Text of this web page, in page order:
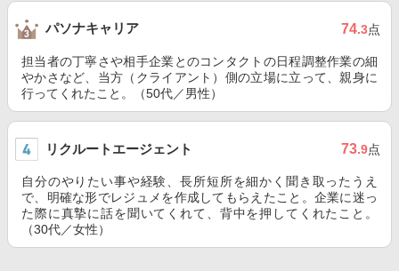
パソナキャリア 74.3点
担当者の丁寧さや相手企業とのコンタクトの日程調整作業の細
やかさなど、当方（クライアント）側の立場に立って、親身に
行ってくれたこと。（50代／男性）
リクルートエージェント 73.9点
自分のやりたい事や経験、長所短所を細かく聞き取ったうえ
で、明確な形でレジュメを作成してもらえたこと。企業に迷っ
た際に真摯に話を聞いてくれて、背中を押してくれたこと。
（30代／女性）